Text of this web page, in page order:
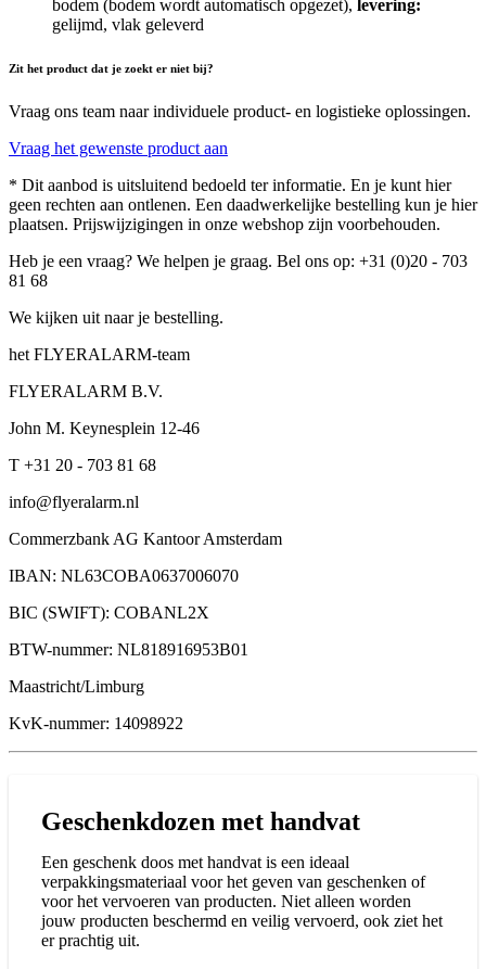
bodem (bodem wordt automatisch opgezet), levering:
gelijmd, vlak geleverd
Zit het product dat je zoekt er niet bij?
Vraag ons team naar individuele product- en logistieke oplossingen.
Vraag het gewenste product aan
* Dit aanbod is uitsluitend bedoeld ter informatie. En je kunt hier
geen rechten aan ontlenen. Een daadwerkelijke bestelling kun je hier
plaatsen. Prijswijzigingen in onze webshop zijn voorbehouden.
Heb je een vraag? We helpen je graag. Bel ons op: +31 (0)20 - 703
81 68
We kijken uit naar je bestelling.
het FLYERALARM-team
FLYERALARM B.V.
John M. Keynesplein 12-46
T +31 20 - 703 81 68
info@flyeralarm.nl
Commerzbank AG Kantoor Amsterdam
IBAN: NL63COBA0637006070
BIC (SWIFT): COBANL2X
BTW-nummer: NL818916953B01
Maastricht/Limburg
KvK-nummer: 14098922
Geschenkdozen met handvat
Een geschenk doos met handvat is een ideaal
verpakkingsmateriaal voor het geven van geschenken of
voor het vervoeren van producten. Niet alleen worden
jouw producten beschermd en veilig vervoerd, ook ziet het
er prachtig uit.